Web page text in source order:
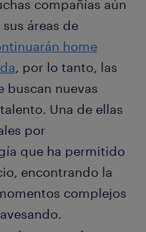
compañías aún
áreas de
home
, por lo tanto, las
buscan nuevas
Una de ellas
por
que ha permitido
encontrando la
complejos